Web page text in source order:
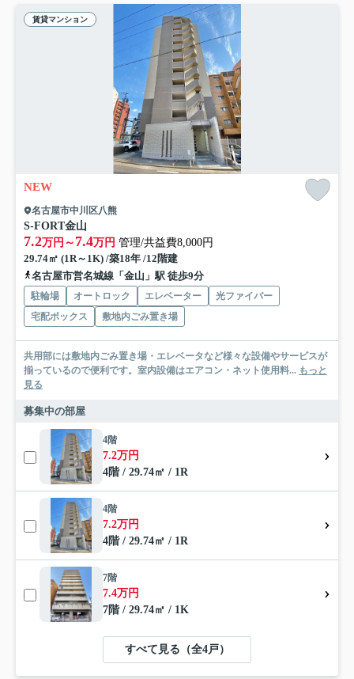
賃貸マンション
NEW
名古屋市中川区八熊
S-FORT金山
7.2万円～ 7.4万円 管理/共益費8,000円
29.74㎡ (1R～1K) /築18年 /12階建
名古屋市営名城線「金山」駅 徒歩9分
駐輪場 オートロック エレベーター
光ファイバー
宅配ボックス
敷地内ごみ置き場
共用部には敷地内ごみ置き場・エレベータなど様々な設備やサービスが
揃っているので便利です。室内設備はエアコン・ネット使用料... もっと
見る
募集中の部屋
4階
7.2万円
4階 / 29.74㎡ / 1R
4階
7.2万円
4階 / 29.74㎡ / 1R
7階
7.4万円
7階 / 29.74㎡ / 1K
すべて見る（全4戸）